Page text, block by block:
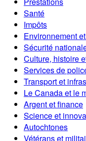
Santé
Impôts
Environnement
Sécurité
Culture, histoire
Services de
Transport et
Le Canada et le
Argent et finance
Science et
Autochtones
Vétérans et